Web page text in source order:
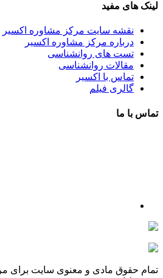
لینک های مفید
نقشه سایت مرکز مشاوره اکسیر
درباره مرکز مشاوره اکسیر
تست های روانشناسی
مقالات روانشناسی
تماس با اکسیر
گالری فیلم
تماس با ما
تمام حقوق مادی و معنوی سایت برای